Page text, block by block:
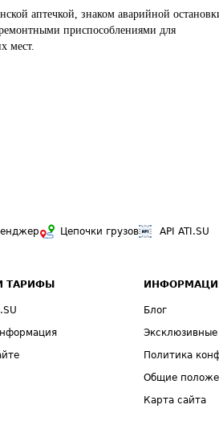
аптечкой, знаком аварийной
приспособлениями для
мест.
Цепочки грузов API ATI.SU
ТАРИФЫ
Блог
Политика
Общие
Карта сайта